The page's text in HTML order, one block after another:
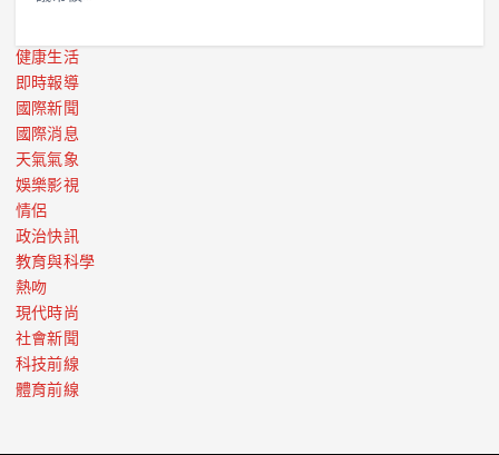
健康生活
即時報導
國際新聞
國際消息
天氣氣象
娛樂影視
情侶
政治快訊
教育與科學
熱吻
現代時尚
社會新聞
科技前線
體育前線